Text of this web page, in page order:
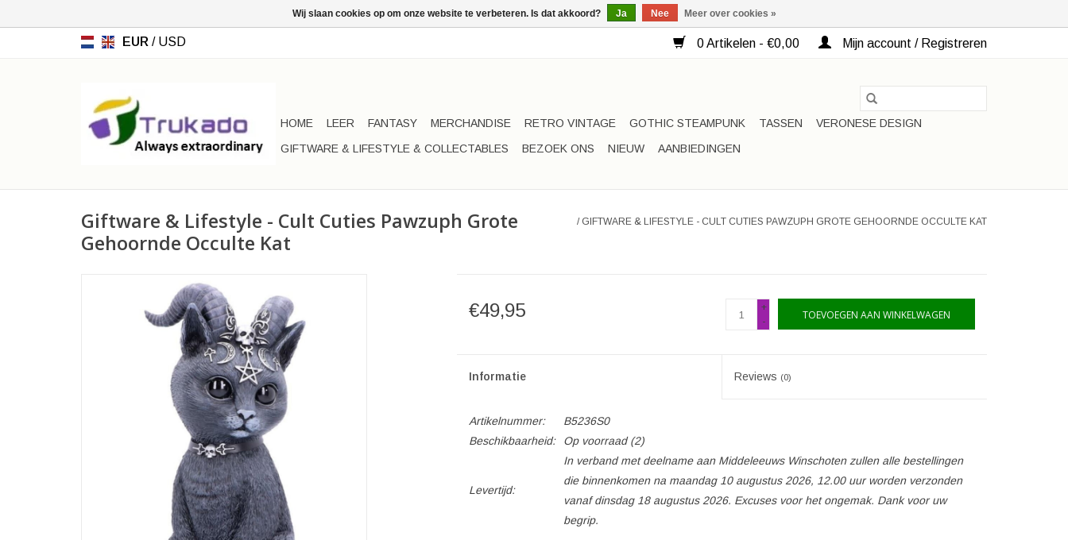
EUR / USD 0 Artikelen - €0,00 Mijn account / Registreren
HOME LEER FANTASY MERCHANDISE RETRO VINTAGE GOTHIC STEAMPUNK TASSEN
VERONESE DESIGN
GIFTWARE & LIFESTYLE & COLLECTABLES
BEZOEK ONS NIEUW AANBIEDINGEN
Giftware & Lifestyle - Cult Cuties Pawzuph Grote
Gehoornde Occulte Kat
/ GIFTWARE & LIFESTYLE - CULT CUTIES PAWZUPH GROTE GEHOORNDE OCCULTE KAT
€49,95
+
-
TOEVOEGEN AAN WINKELWAGEN
Informatie Reviews (0)
Artikelnummer:
B5236S0
Beschikbaarheid:
Op voorraad(2)
Levertijd:
In verband met deelname aan Middeleeuws Winschoten zullen alle bestellingen
die binnenkomen na maandag 10 augustus 2026, 12.00 uur worden verzonden
vanaf dinsdag 18 augustus 2026. Excuses voor het ongemak. Dank voor uw
begrip.
Wij slaan cookies op om onze website te verbeteren. Is dat akkoord? Ja Nee Meer over cookies »